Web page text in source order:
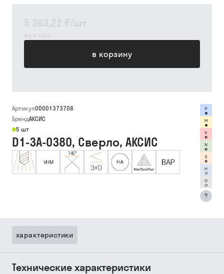
5 363,22 ₽/шт
вкл ндс
в корзину
Артикул00001373708
БрендАКСИС
5 шт
D1-3A-0380, Сверло, АКСИС
?
характеристики
Технические характеристики